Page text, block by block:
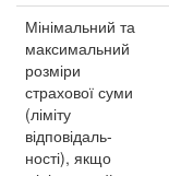
Мінімальний та
максимальний
розміри
страхової суми
(ліміту
відповідаль-
ності), якщо